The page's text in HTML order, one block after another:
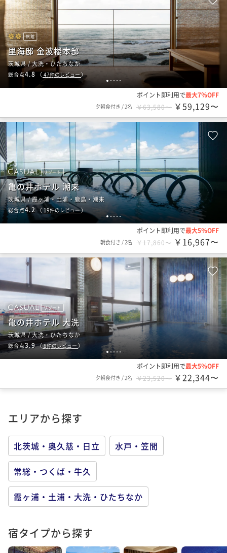
1 2 3 4 5
旅館
里海邸 金波楼本邸
茨城県 / 大洗・ひたちなか
総合点4.8 （ 47件のレビュー）
ポイント即利用で最大7％OFF
夕朝食付き /2名 ￥63,580〜 ￥59,129〜
1 2 3 4 5
リゾート
亀の井ホテル 潮来
茨城県 / 霞ヶ浦・土浦・鹿島・潮来
総合点4.2 （ 19件のレビュー）
ポイント即利用で最大5％OFF
朝食付き /2名 ￥17,860〜 ￥16,967〜
123 4 5
リゾート
亀の井ホテル 大洗
茨城県 / 大洗・ひたちなか
総合点3.9（8件のレビュー ）
ポイント即利用で最大5％OFF
夕朝食付き /2名 ￥23,520〜 ￥22,344〜
エリアから探す
北茨城・奥久慈・日立 水戸・笠間
常総・つくば・牛久
霞ヶ浦・土浦・大洗・ひたちなか
宿タイプから探す